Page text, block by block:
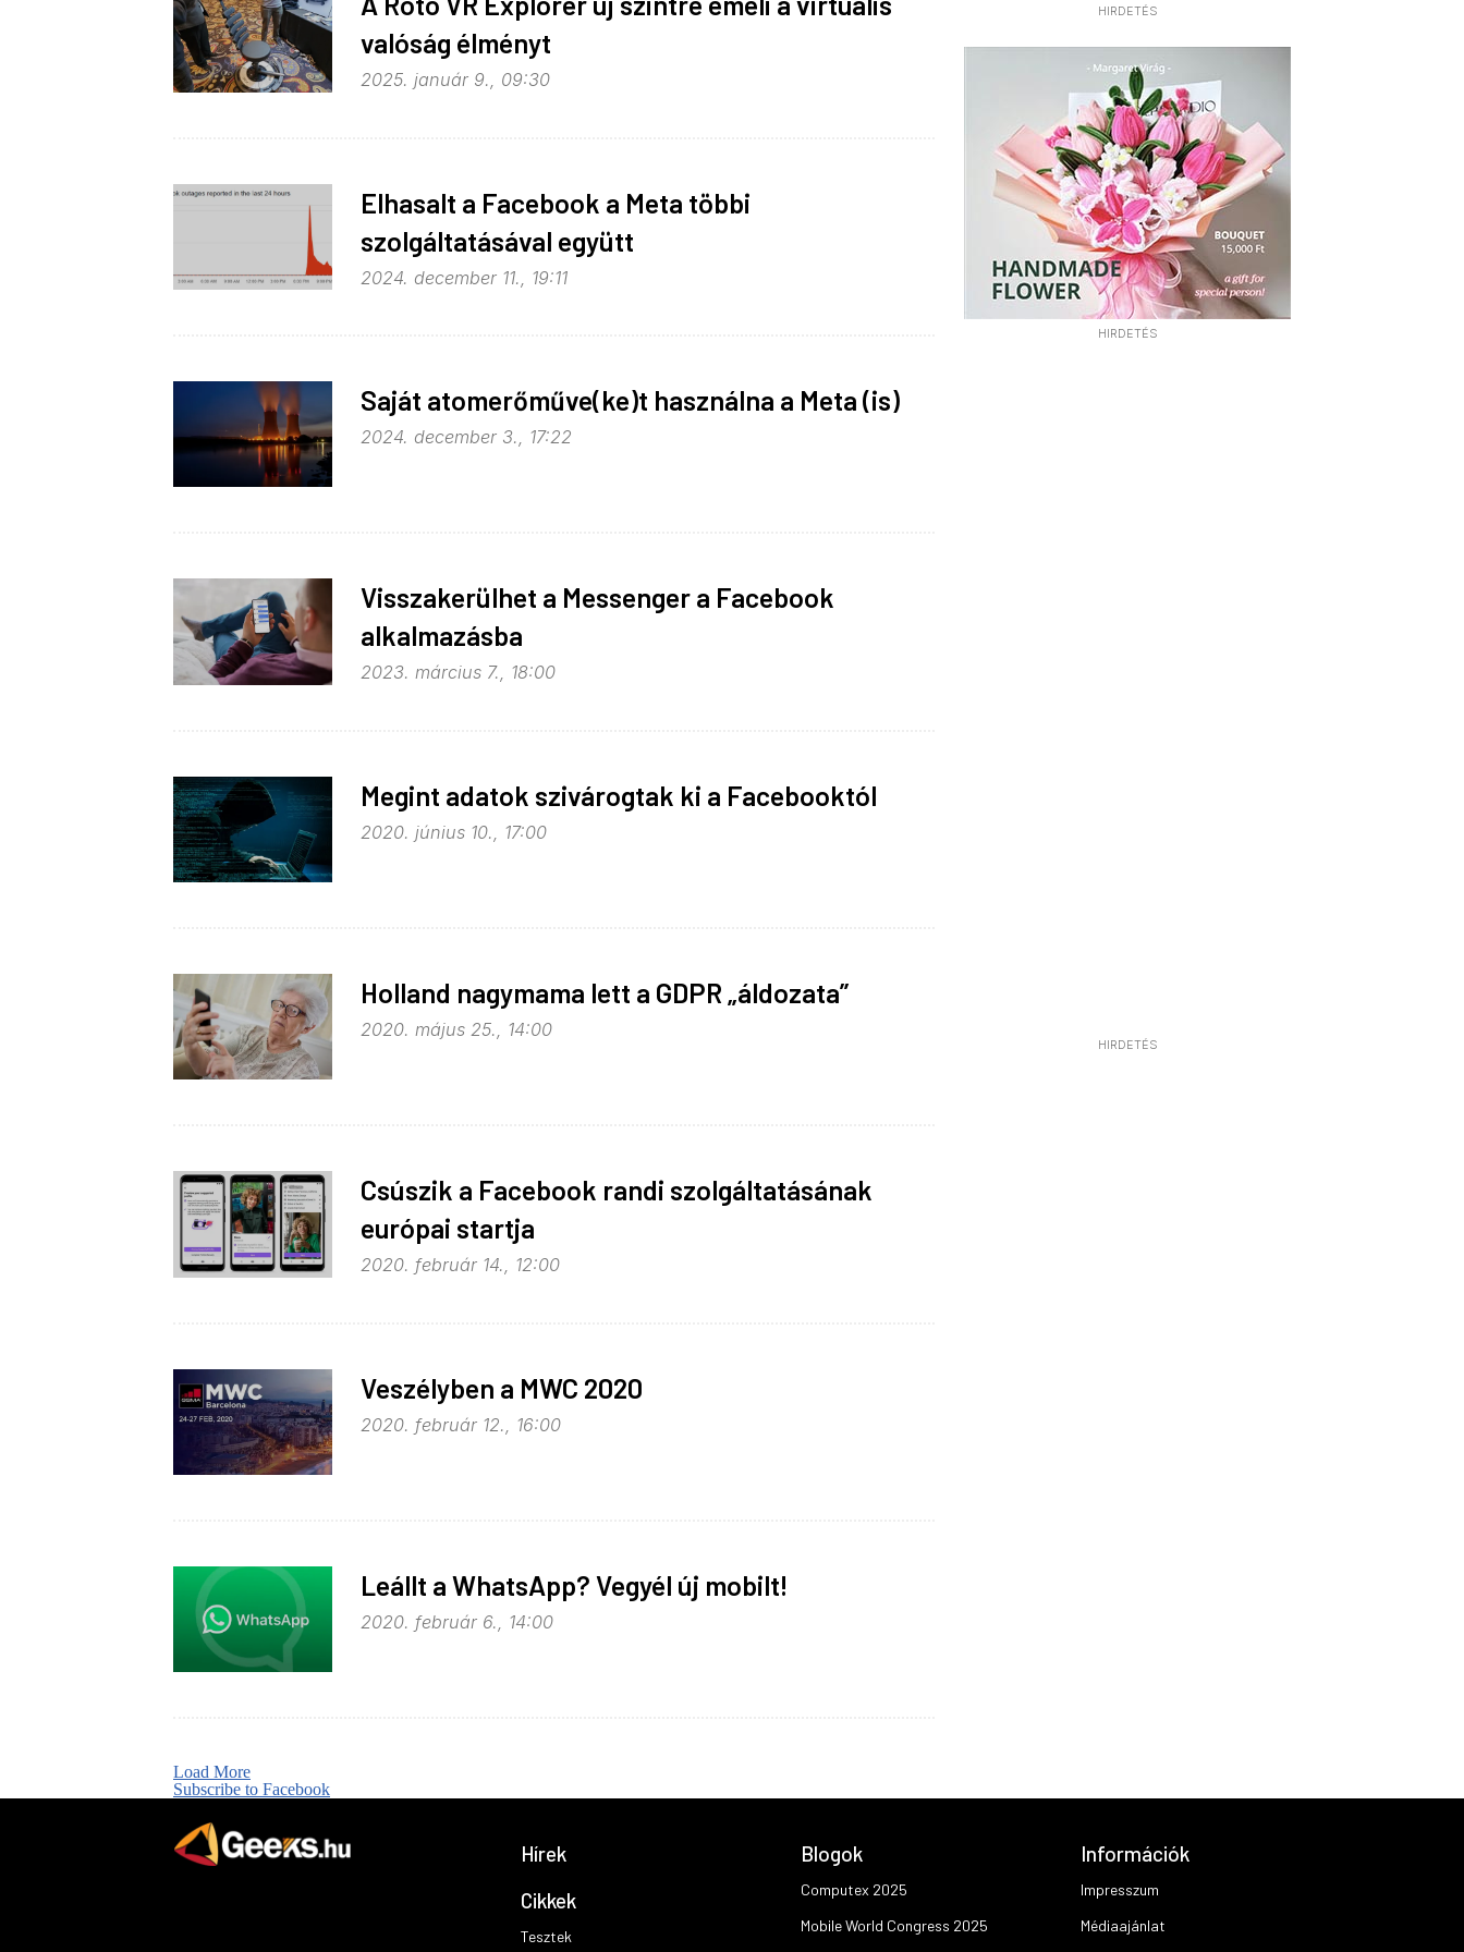
HIRDETÉS
HIRDETÉS
HIRDETÉS
valóság élményt
2025. január 9., 09:30
Elhasalt a Facebook a Meta többi
szolgáltatásával együtt
2024. december 11., 19:11
Saját atomerőműve(ke)t használna a Meta (is)
2024. december 3., 17:22
Visszakerülhet a Messenger a Facebook
alkalmazásba
2023. március 7., 18:00
Megint adatok szivárogtak ki a Facebooktól
2020. június 10., 17:00
Holland nagymama lett a GDPR „áldozata”
2020. május 25., 14:00
Csúszik a Facebook randi szolgáltatásának
európai startja
2020. február 14., 12:00
Veszélyben a MWC 2020
2020. február 12., 16:00
Leállt a WhatsApp? Vegyél új mobilt!
2020. február 6., 14:00
Load More
Subscribe to Facebook
Hírek
Cikkek
Tesztek
Blogok
Computex 2025
Mobile World Congress 2025
Információk
Impresszum
Médiaajánlat